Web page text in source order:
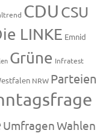
CDUCSU
LINKE Emnid
Grüne Infratest
NRW Parteien
UmfragenWahlen